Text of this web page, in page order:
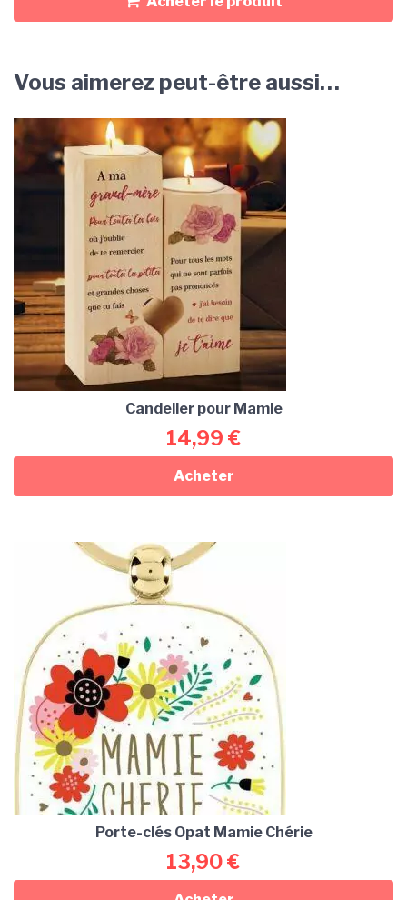
Vous aimerez peut-être aussi…
Candelier pour Mamie
14,99 €
Acheter
Porte-clés Opat Mamie Chérie
13,90€